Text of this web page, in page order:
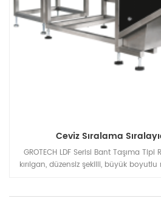
Ceviz Sıralama
GROTECH LDF Serisi Bant Taşıma Tipi
kırılgan, düzensiz şekilli, büyük